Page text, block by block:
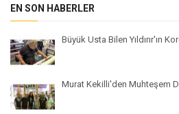
EN SON HABERLER
Büyük Usta Bilen Yıldırır'ın
Murat Kekilli'den Muhteşem